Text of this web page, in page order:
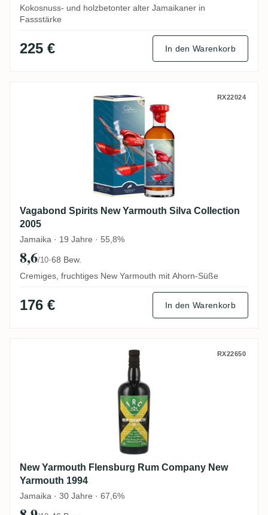
Kokosnuss- und holzbetonter alter Jamaikaner in
Fassstärke
225 € In den Warenkorb
Vagabond Spirits New Yarmouth Silva
RX22024
Vagabond Spirits New Yarmouth Silva Collection
2005
Jamaika · 19 Jahre · 55,8%
8,6/10·68 Bew.
Cremiges, fruchtiges New Yarmouth mit Ahorn-Süße
176 € In den Warenkorb
New Yarmouth Flensburg Rum Company
RX22650
New Yarmouth Flensburg Rum Company New
Yarmouth 1994
Jamaika · 30 Jahre · 67,6%